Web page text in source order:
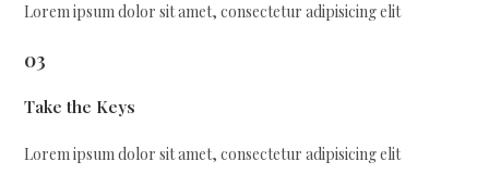
Lorem ipsum dolor sit amet, consectetur adipisicing elit
03
Take the Keys
Lorem ipsum dolor sit amet, consectetur adipisicing elit